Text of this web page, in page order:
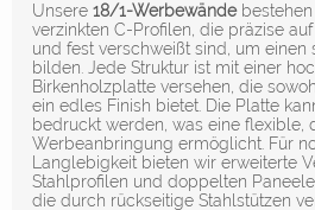
Unsere 18/1-Werbewändebestehen
verzinkten C-Profilen, die präzise
und fest verschweißt sind, um einen
bilden. Jede Struktur ist mit einer
Birkenholzplatte versehen, die
ein edles Finish bietet. Die Platte
bedruckt werden, was eine flexible,
Werbeanbringung ermöglicht. Für
Langlebigkeit bieten wir erweiterte
Stahlprofilen und doppelten
die durch rückseitige Stahlstützen